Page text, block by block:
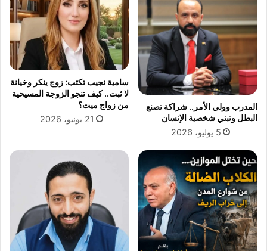
ش
ك
ل
ع
ص
ب
ى
ح
ي
ا
ز
ت
ه
م
و
ا
المدرب وولي الأمر.. شراكة تصنع
البطل وتبني شخصية الإنسان
5 يوليو، 2026
سامية نجيب تكتب: زوج ينكر وخيانة
لا ثبت.. كيف تنجو الزوجة المسيحية
من زواج ميت؟
21 يونيو، 2026